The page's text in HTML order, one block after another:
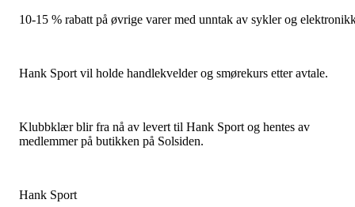
10-15 % rabatt på øvrige varer med unntak av sykler og
Hank Sport vil holde handlekvelder og smørekurs etter avtale.
Klubbklær blir fra nå av levert til Hank Sport og hentes av
medlemmer på butikken på Solsiden.
Hank Sport